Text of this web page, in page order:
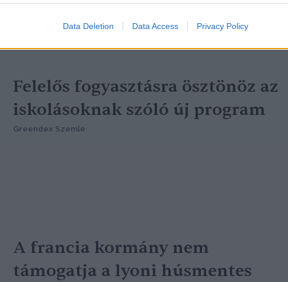
Data Deletion Data Access Privacy Policy
Felelős fogyasztásra ösztönöz az
iskolásoknak szóló új program
Greendex Szemle
A francia kormány nem
támogatja a lyoni húsmentes